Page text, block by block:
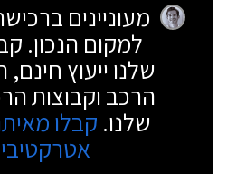
מעוניינים
למקום הנכון.
שלנו ייעוץ
הרכב וקבוצות
שלנו. קבלו